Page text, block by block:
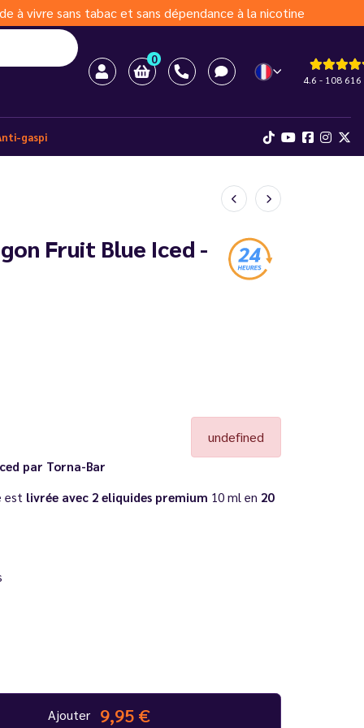
à vivre sans tabac et sans dépendance à la nicotine
0
4.6 - 108 616
gaspi
Fruit Blue Iced -
undefined
par Torna-Bar
est livrée avec 2 eliquides premium 10 ml en 20
ml
Ajouter 9,95 €